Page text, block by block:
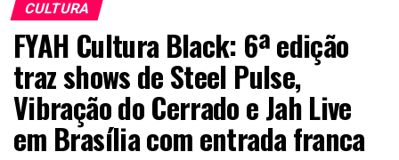
CULTURA
FYAH Cultura Black: 6ª edição
traz shows de Steel Pulse,
Vibração do Cerrado e Jah Live
em Brasília com entrada franca